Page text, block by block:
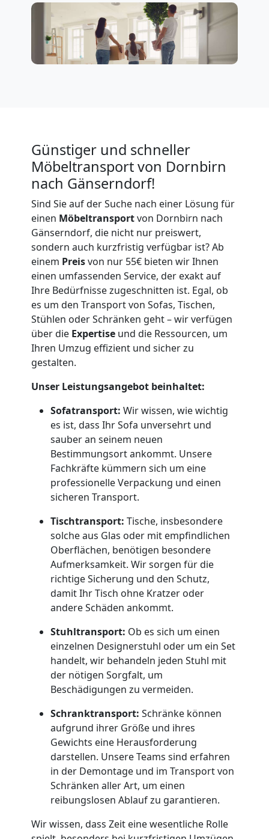
Günstiger und schneller
Möbeltransport von Dornbirn
nach Gänserndorf!
Sind Sie auf der Suche nach einer Lösung für
einen Möbeltransportvon Dornbirn nach
Gänserndorf, die nicht nur preiswert,
sondern auch kurzfristig verfügbar ist? Ab
einem Preisvon nur 55€ bieten wir Ihnen
einen umfassenden Service, der exakt auf
Ihre Bedürfnisse zugeschnitten ist. Egal, ob
es um den Transport von Sofas, Tischen,
Stühlen oder Schränken geht – wir verfügen
über die Expertise und die Ressourcen, um
Ihren Umzug effizient und sicher zu
gestalten.
Unser Leistungsangebot beinhaltet:
Sofatransport: Wir wissen, wie wichtig
es ist, dass Ihr Sofa unversehrt und
sauber an seinem neuen
Bestimmungsort ankommt. Unsere
Fachkräfte kümmern sich um eine
professionelle Verpackung und einen
sicheren Transport.
Tischtransport: Tische, insbesondere
solche aus Glas oder mit empfindlichen
Oberflächen, benötigen besondere
Aufmerksamkeit. Wir sorgen für die
richtige Sicherung und den Schutz,
damit Ihr Tisch ohne Kratzer oder
andere Schäden ankommt.
Stuhltransport: Ob es sich um einen
einzelnen Designerstuhl oder um ein Set
handelt, wir behandeln jeden Stuhl mit
der nötigen Sorgfalt, um
Beschädigungen zu vermeiden.
Schranktransport: Schränke können
aufgrund ihrer Größe und ihres
Gewichts eine Herausforderung
darstellen. Unsere Teams sind erfahren
in der Demontage und im Transport von
Schränken aller Art, um einen
reibungslosen Ablauf zu garantieren.
Wir wissen, dass Zeit eine wesentliche Rolle
Expressumzug
Dornbirn
Dornbirn
Kleiner
Umzug
Dornbirn
Küchenumzug
Dornbirn
Umzug
und
Lagerung
Dornbirn
Service-
Umzug
Dornbirn
Qualitäts-
Umzüge
Dornbirn
Vereinsumzug
Dornbirn
Anfrage